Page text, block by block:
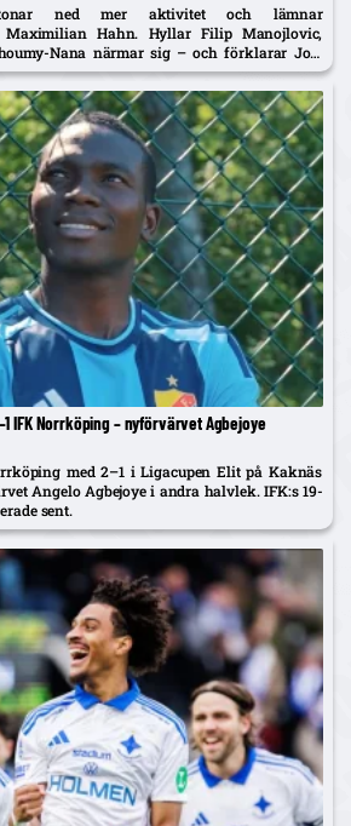
ned mer aktivitet och lämnar
Hahn. Hyllar Filip Manojlovic,
Nana närmar sig – och förklarar Joel
är borta "av en anledning".
IFK Norrköping – nyförvärvet Agbejoye
med 2–1 i Ligacupen Elit på Kaknäs
Angelo Agbejoye i andra halvlek. IFK:s 19-
sent.